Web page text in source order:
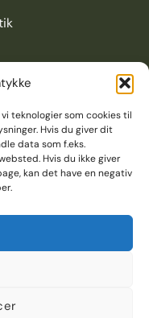
teknologier som cookies til
Hvis du giver dit
data som f.eks.
Hvis du ikke giver
kan det have en negativ
for